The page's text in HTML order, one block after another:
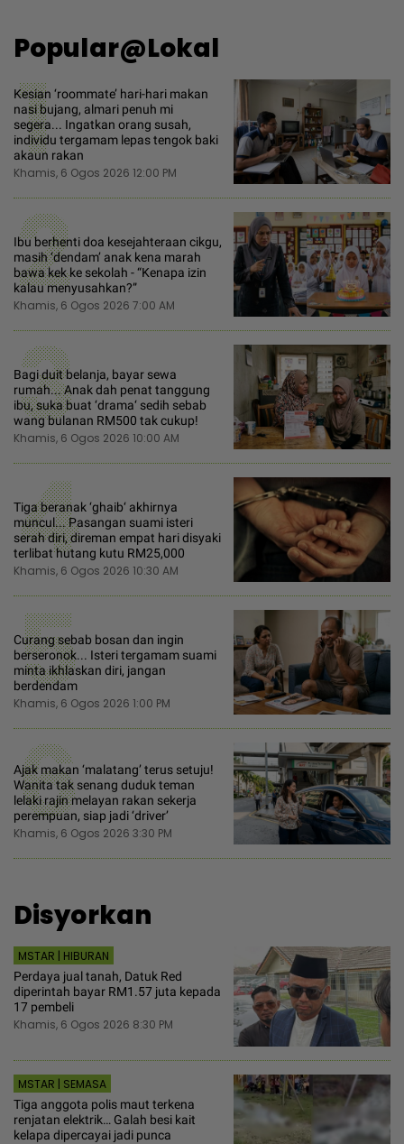
Popular@Lokal
1
Kesian ‘roommate’ hari-hari makan
nasi bujang, almari penuh mi
segera... Ingatkan orang susah,
individu tergamam lepas tengok baki
akaun rakan
Khamis, 6 Ogos 2026 12:00 PM
2
Ibu berhenti doa kesejahteraan cikgu,
masih ‘dendam’ anak kena marah
bawa kek ke sekolah - “Kenapa izin
kalau menyusahkan?”
Khamis, 6 Ogos 2026 7:00 AM
3
Bagi duit belanja, bayar sewa
rumah... Anak dah penat tanggung
ibu, suka buat ‘drama‘ sedih sebab
wang bulanan RM500 tak cukup!
Khamis, 6 Ogos 2026 10:00 AM
4
Tiga beranak ‘ghaib‘ akhirnya
muncul... Pasangan suami isteri
serah diri, direman empat hari disyaki
terlibat hutang kutu RM25,000
Khamis, 6 Ogos 2026 10:30 AM
5
Curang sebab bosan dan ingin
berseronok... Isteri tergamam suami
minta ikhlaskan diri, jangan
berdendam
Khamis, 6 Ogos 2026 1:00 PM
6
Ajak makan ‘malatang’ terus setuju!
Wanita tak senang duduk teman
lelaki rajin melayan rakan sekerja
perempuan, siap jadi ‘driver’
Khamis, 6 Ogos 2026 3:30 PM
Disyorkan
MSTAR | HIBURAN
Perdaya jual tanah, Datuk Red
diperintah bayar RM1.57 juta kepada
17 pembeli
Khamis, 6 Ogos 2026 8:30 PM
MSTAR | SEMASA
Tiga anggota polis maut terkena
renjatan elektrik… Galah besi kait
kelapa dipercayai jadi punca